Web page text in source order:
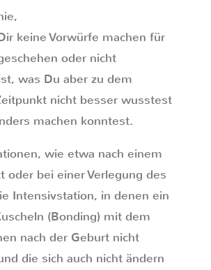
keine Vorwürfe machen für
oder nicht
was Du aber zu dem
nicht besser wusstest
machen konntest.
wie etwa nach einem
oder bei einer Verlegung des
Intensivstation, in denen ein
(Bonding) mit dem
nach der Geburt nicht
die sich auch nicht ändern